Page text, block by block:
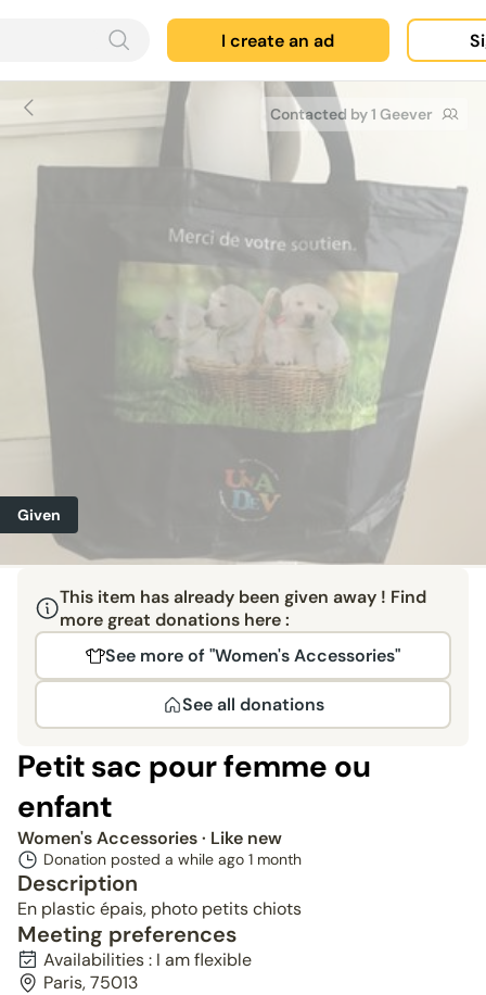
I create an ad
Contacted by 1 Geever
Given
This item has already been given away ! Find
more great donations here :
See more of "Women's Accessories"
See all donations
Petit sac pour femme ou
enfant
Women's Accessories· Like new
Donation posted a while ago 1 month
Description
En plastic épais, photo petits chiots
Meeting preferences
Availabilities : I am flexible
Paris, 75013